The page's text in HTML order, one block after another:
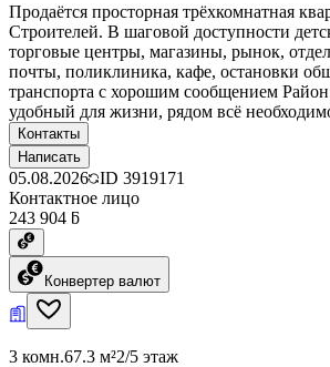
Продаётся просторная трёхкомнатная
Строителей. В шаговой доступности
торговые центры, магазины, рынок,
почты, поликлиника, кафе, остановки
транспорта с хорошим сообщением
удобный для жизни, рядом всё
Контакты
Написать
05.08.2026 ID 3919171
Контактное лицо
243 904 ƃ
Конвертер валют
3 комн.67.3 м²2/5 этаж